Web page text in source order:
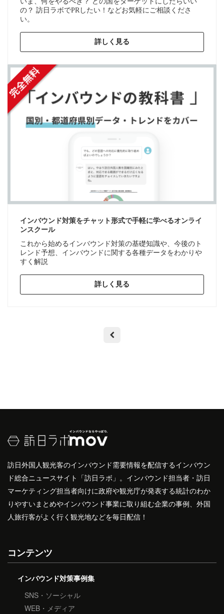
の？ 訪日ラボでPRしたい！などお気軽にご相談くださ
い。
詳しく見る
インバウンド対策をチャット形式で手軽に学べるオンライ
ンスクール
これから始めるインバウンド対策の基礎知識や、今後のト
レンド予想、インバウンドに関する各種データをわかりや
すく解説
詳しく見る
訪日外国人観光客のインバウンド需要情報を配信するインバウン
ド総合ニュースサイト「訪日ラボ」。インバウンド担当者・訪日
マーケティング担当者向けに政府や観光庁が発表する統計のわか
りやすいまとめやインバウンド事業に取り組む企業の事例、外国
人旅行客がよく行く観光地などを毎日配信！
コンテンツ
インバウンド対策事例集
SNS・ソーシャル
WEB・メディア